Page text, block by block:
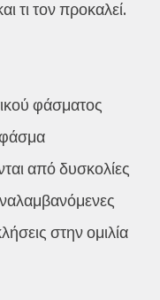
τι τον προκαλεί.
φάσματος
από δυσκολίες
στην ομιλία